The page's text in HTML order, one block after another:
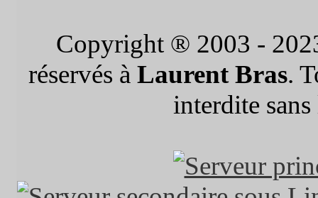
Copyright ® 2003 -
réservés à Laurent Bras.
interdite